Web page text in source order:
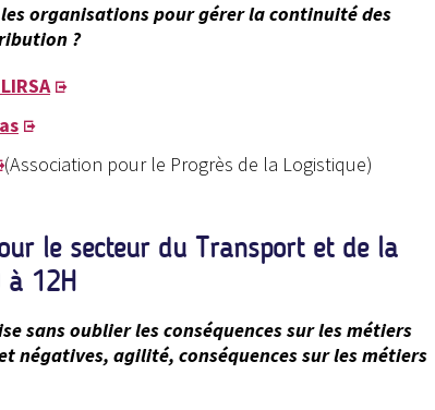
organisations pour gérer la continuité des
?
(Association pour le Progrès de la Logistique)
le secteur du Transport et de la
à 12H
sans oublier les conséquences sur les métiers
négatives, agilité, conséquences sur les métiers